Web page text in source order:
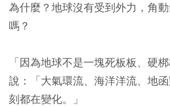
為什麼？地球沒有受到外力，角
嗎？
「因為地球不是一塊死板板、硬
說：「大氣環流、海洋洋流、地
刻都在變化。」